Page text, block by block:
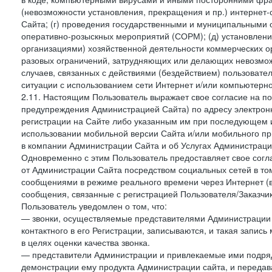
(невозможности установления, прекращения и пр.)
Сайта; (г) проведения государственными и
оперативно-розыскных мероприятий (СОРМ); (д)
организациями) хозяйственной деятельности коммерческих
разовых ограничений, затрудняющих или делающих
случаев, связанных с действиями (бездействием)
ситуации с использованием сети Интернет и/или
2.11. Настоящим Пользователь выражает свое согласие на
предупреждения Администрацией Сайта) по адресу
регистрации на Сайте либо указанным им при
использовании мобильной версии Сайта и/или мобильного
в компании Администрации Сайта и об Услугах
Одновременно с этим Пользователь предоставляет свое
от Администрации Сайта посредством социальных сетей в
сообщениями в режиме реального времени через Интернет
сообщения, связанные с регистрацией Пользователя/
Пользователь уведомлен о том, что:
— звонки, осуществляемые представителями
контактного в его Регистрации, записываются, и такая
в целях оценки качества звонка.
— представители Администрации и привлекаемые ими
демонстрации ему продукта Администрации сайта, и